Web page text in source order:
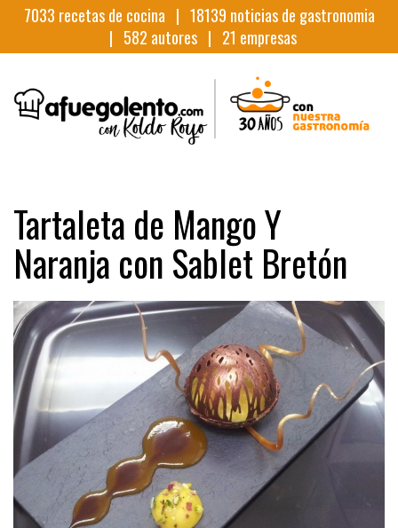
7033 recetas de cocina | 18139 noticias de gastronomia
| 582 autores | 21 empresas
Tartaleta de Mango Y
Naranja con Sablet Bretón